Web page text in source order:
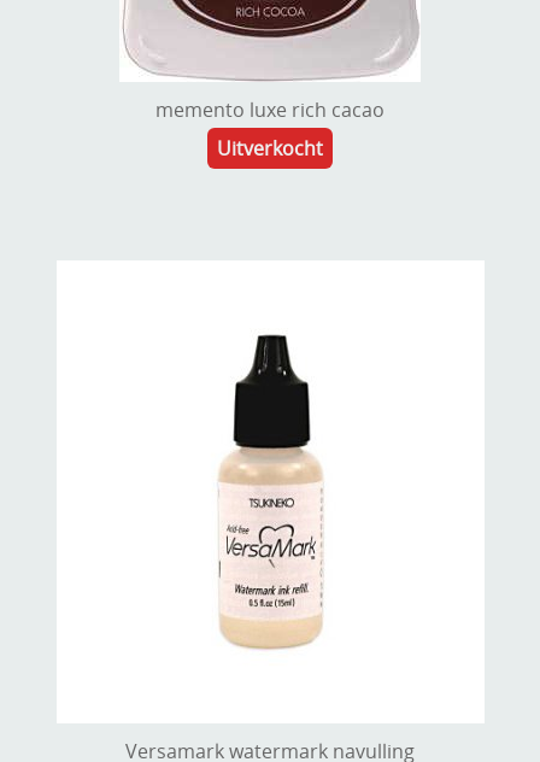
memento luxe rich cacao
Uitverkocht
Versamark watermark navulling